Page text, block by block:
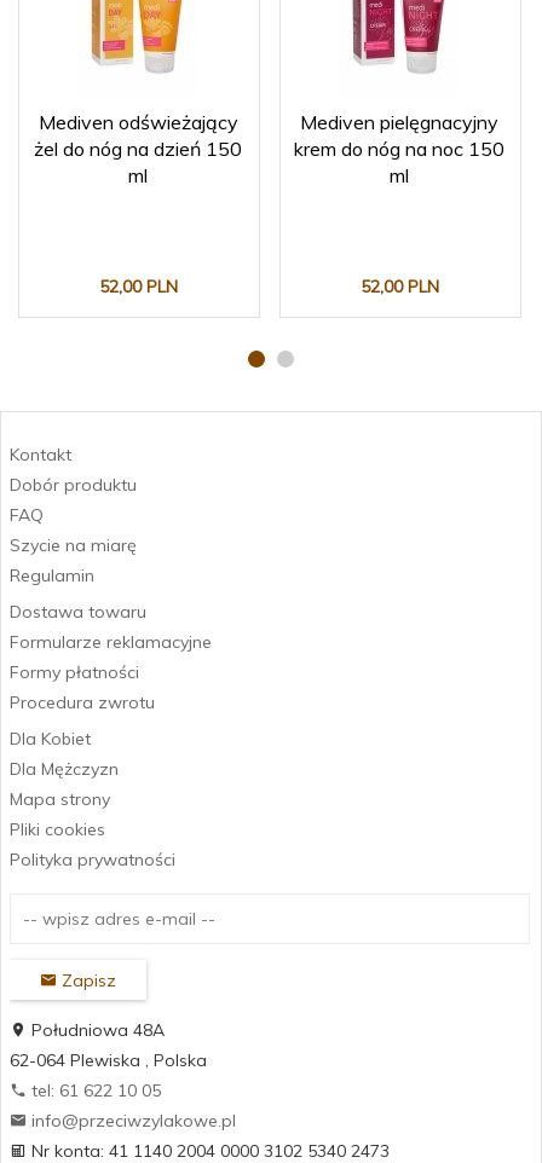
Mediven odświeżający
żel do nóg na dzień 150
ml
52,00 PLN
Mediven pielęgnacyjny
krem do nóg na noc 150
ml
52,00 PLN
Kontakt
Dobór produktu
FAQ
Szycie na miarę
Regulamin
Dostawa towaru
Formularze reklamacyjne
Formy płatności
Procedura zwrotu
Dla Kobiet
Dla Mężczyzn
Mapa strony
Pliki cookies
Polityka prywatności
Zapisz
Południowa 48A
62-064 Plewiska
Polska
tel: 61 622 10 05
Nr konta: 41 1140 2004 0000 3102 5340 2473
info@przeciwzylakowe.pl